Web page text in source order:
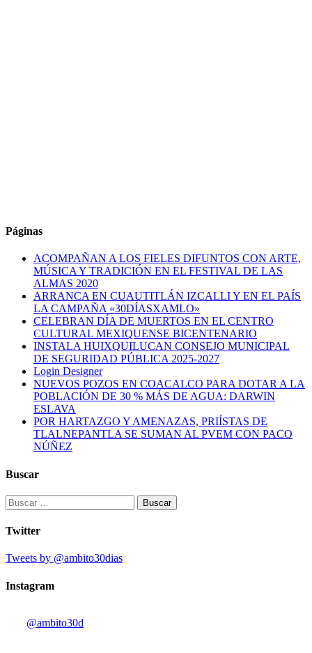
Páginas
ACOMPAÑAN A LOS FIELES DIFUNTOS CON ARTE,
MÚSICA Y TRADICIÓN EN EL FESTIVAL DE LAS
ALMAS 2020
ARRANCA EN CUAUTITLÁN IZCALLI Y EN EL PAÍS
LA CAMPAÑA «30DÍASXAMLO»
CELEBRAN DÍA DE MUERTOS EN EL CENTRO
CULTURAL MEXIQUENSE BICENTENARIO
INSTALA HUIXQUILUCAN CONSEJO MUNICIPAL
DE SEGURIDAD PÚBLICA 2025-2027
Login Designer
NUEVOS POZOS EN COACALCO PARA DOTAR A LA
POBLACIÓN DE 30 % MÁS DE AGUA: DARWIN
ESLAVA
POR HARTAZGO Y AMENAZAS, PRIÍSTAS DE
TLALNEPANTLA SE SUMAN AL PVEM CON PACO
NÚÑEZ
Buscar
Buscar:
Twitter
Tweets by @ambito30dias
Instagram
@ambito30d
Radio